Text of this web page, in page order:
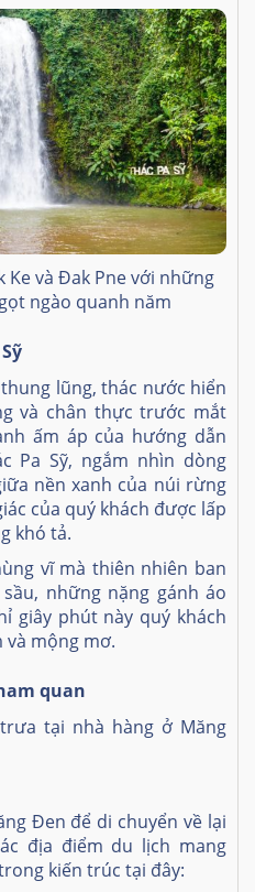
Ke và Đak Pne với những
ngào quanh năm
lũng, thác nước hiển
và chân thực trước mắt
ấm áp của hướng dẫn
Pa Sỹ, ngắm nhìn dòng
nền xanh của núi rừng
của quý khách được lấp
khó tả.
vĩ mà thiên nhiên ban
những nặng gánh áo
giây phút này quý khách
mộng mơ.
quan
tại nhà hàng ở Măng
Đen để di chuyển về lại
địa điểm du lịch mang
kiến trúc tại đây: